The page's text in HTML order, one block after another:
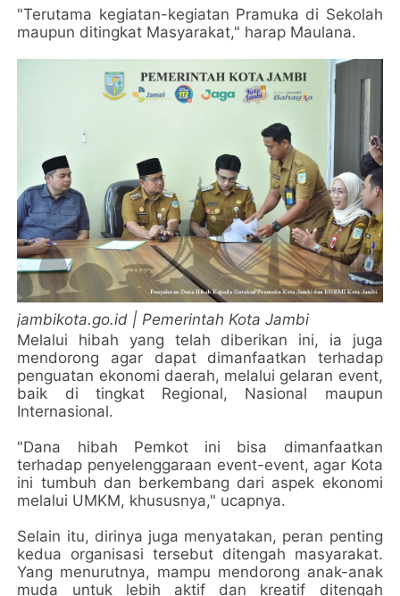
"Terutama kegiatan-kegiatan Pramuka di Sekolah
maupun ditingkat Masyarakat," harap Maulana.
jambikota.go.id | Pemerintah Kota Jambi
Melalui hibah yang telah diberikan ini, ia juga
mendorong agar dapat dimanfaatkan terhadap
penguatan ekonomi daerah, melalui gelaran event,
baik di tingkat Regional, Nasional maupun
Internasional.
"Dana hibah Pemkot ini bisa dimanfaatkan
terhadap penyelenggaraan event-event, agar Kota
ini tumbuh dan berkembang dari aspek ekonomi
melalui UMKM, khususnya," ucapnya.
Selain itu, dirinya juga menyatakan, peran penting
kedua organisasi tersebut ditengah masyarakat.
Yang menurutnya, mampu mendorong anak-anak
muda untuk lebih aktif dan kreatif ditengah